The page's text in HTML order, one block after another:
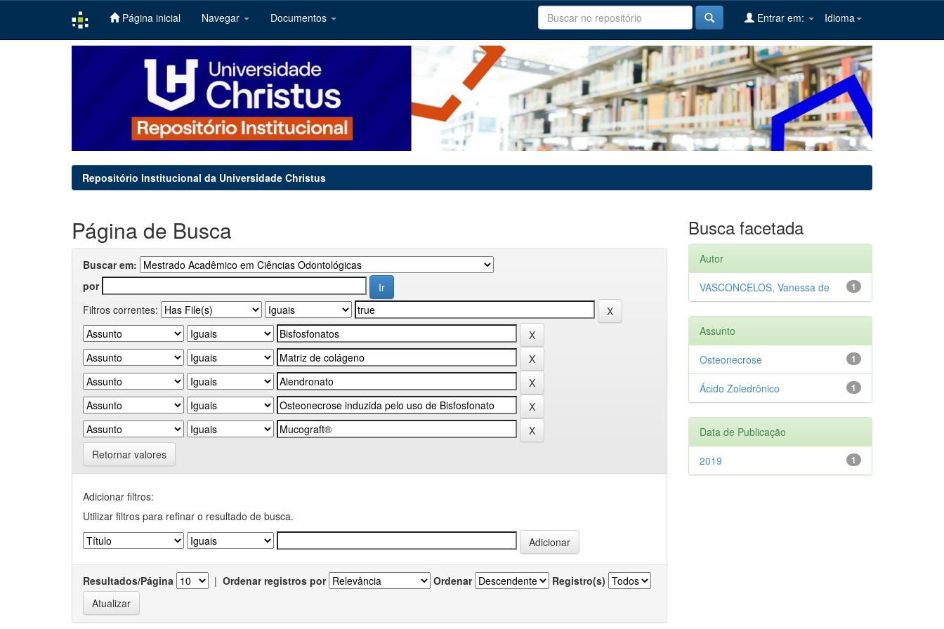
Página inicial Navegar Documentos Idioma
Entrar em:
Repositório Institucional da Universidade Christus
Página de Busca
Buscar em:
por
Filtros correntes:
Retornar valores
Adicionar filtros:
Utilizar filtros para refinar o resultado de busca.
Resultados/Página | Ordenar registros por Ordenar Registro(s)
Busca facetada
Autor
1
VASCONCELOS, Vanessa de
Assunto
1
Osteonecrose
1
Ácido Zoledrônico
Data de Publicação
1
2019